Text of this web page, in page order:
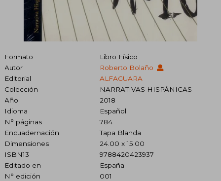
Formato
Libro Físico
Autor
Roberto Bolaño
Editorial
ALFAGUARA
Colección
NARRATIVAS HISPÁNICAS
Año
2018
Idioma
Español
N° páginas
784
Encuadernación
Tapa Blanda
Dimensiones
24.00 x 15.00
ISBN13
9788420423937
Editado en
España
N° edición
001